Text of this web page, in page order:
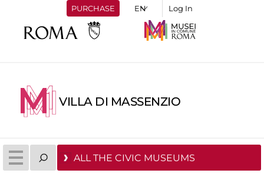
PURCHASE Log In
VILLA DI MASSENZIO
ALL THE CIVIC MUSEUMS